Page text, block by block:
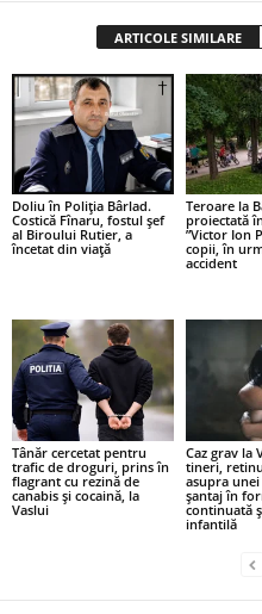
ARTICOLE SIMILARE
Doliu în Poliția Bârlad.
Costică Fînaru, fostul șef
al Biroului Rutier, a
încetat din viață
Teroare la
proiectată
”Victor Ion
copii, în
accident
Tânăr cercetat pentru
trafic de droguri, prins în
flagrant cu rezină de
canabis și cocaină, la
Vaslui
Caz grav la
tineri,
asupra
șantaj în
continuată
infantilă